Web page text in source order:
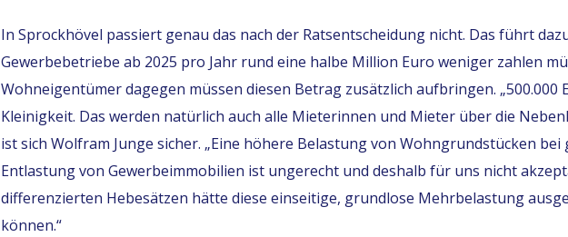
In Sprockhövel passiert genau das nach der Ratsentscheidung nicht. Das führt
Gewerbebetriebe ab 2025 pro Jahr rund eine halbe Million Euro weniger zahlen
Wohneigentümer dagegen müssen diesen Betrag zusätzlich aufbringen. „500.000
Kleinigkeit. Das werden natürlich auch alle Mieterinnen und Mieter über die
ist sich Wolfram Junge sicher. „Eine höhere Belastung von Wohngrundstücken bei
Entlastung von Gewerbeimmobilien ist ungerecht und deshalb für uns nicht
differenzierten Hebesätzen hätte diese einseitige, grundlose Mehrbelastung
können.“